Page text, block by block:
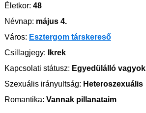
Életkor: 48
Névnap: május 4.
Város: Esztergom társkereső
Csillagjegy: Ikrek
Kapcsolati státusz: Egyedülálló vagyok
Szexuális irányultság: Heteroszexuális
Romantika: Vannak pillanataim